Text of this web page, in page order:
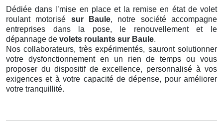
Dédiée dans l’mise en place et la remise en état de volet
roulant motorisé sur Baule, notre société accompagne
entreprises dans la pose, le renouvellement et le
dépannage de volets roulants sur Baule.
Nos collaborateurs, très expérimentés, sauront solutionner
votre dysfonctionnement en un rien de temps ou vous
proposer du dispositif de excellence, personnalisé à vos
exigences et à votre capacité de dépense, pour améliorer
votre tranquillité.